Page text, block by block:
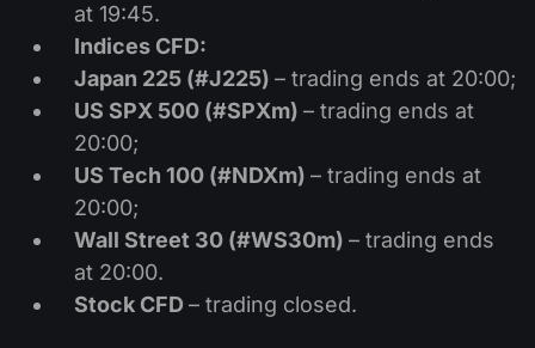
at 19:45.
Indices CFD:
Japan 225 (#J225) – trading ends at 20:00;
US SPX 500 (#SPXm) – trading ends at
20:00;
US Tech 100 (#NDXm) – trading ends at
20:00;
Wall Street 30 (#WS30m) – trading ends
at 20:00.
Stock CFD – trading closed.